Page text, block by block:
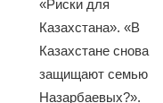
«Риски для
Казахстана». «В
Казахстане снова
защищают семью
Назарбаевых?».